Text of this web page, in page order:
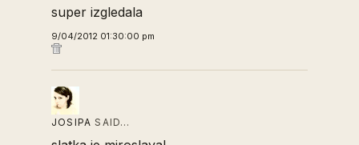
super izgledala
9/04/2012 01:30:00 pm
JOSIPA SAID…